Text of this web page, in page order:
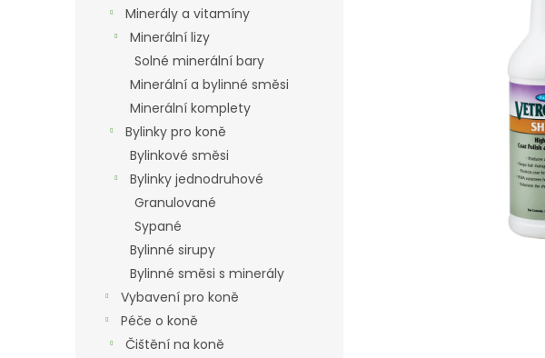
Minerály a vitamíny
Minerální lizy
Solné minerální bary
Minerální a bylinné směsi
Minerální komplety
Bylinky pro koně
Bylinkové směsi
Bylinky jednodruhové
Granulované
Sypané
Bylinné sirupy
Bylinné směsi s minerály
Vybavení pro koně
Péče o koně
Čištění na koně